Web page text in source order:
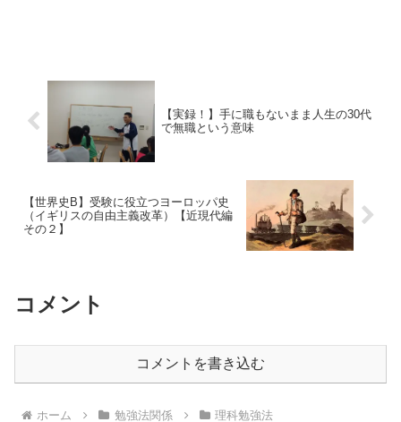
【実録！】手に職もないまま人生の30代
で無職という意味
【世界史B】受験に役立つヨーロッパ史
（イギリスの自由主義改革）【近現代編
その２】
コメント
コメントを書き込む
ホーム 勉強法関係 理科勉強法